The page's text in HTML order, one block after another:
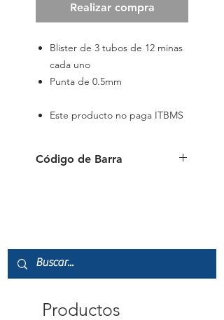
Realizar compra
Blister de 3 tubos de 12 minas
cada uno
Punta de 0.5mm
Este producto no paga ITBMS
Código de Barra
Productos